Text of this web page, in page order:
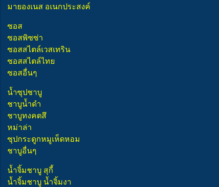
มายองเนส อเนกประสงค์
ซอส
ซอสพิซซ่า
ซอสสไตล์เวสเทริน
ซอสสไตล์ไทย
ซอสอื่นๆ
น้ำซุปชาบู
ชาบูน้ำดำ
ชาบูทงคตสึ
หม่าล่า
ซุปกระดูกหมูเห็ดหอม
ชาบูอื่นๆ
น้ำจิ้มชาบู สุกี้
น้ำจิ้มชาบู น้ำจิ้มงา